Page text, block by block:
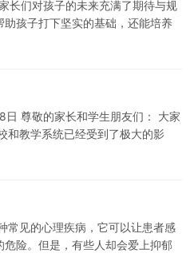
长们对孩子的未来充满了期待与规
孩子打下坚实的基础，还能培养
尊敬的家长和学生朋友们： 大家
和教学系统已经受到了极大的影
常见的心理疾病，它可以让患者感
险。但是，有些人却会爱上抑郁